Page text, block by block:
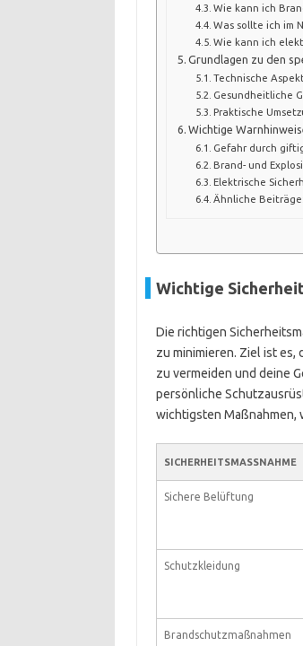
Wie kann ich
Was sollte ich im
Wie kann ich
Grundlagen zu den
Technische
Gesundheitliche
Praktische
Wichtige
Gefahr durch
Brand- und
Elektrische
Ähnliche Beiträge:
Wichtige
Die richtigen
zu minimieren. Ziel ist
zu vermeiden und deine
persönliche
wichtigsten Maßnahmen,
SICHERHEITSMASSNAHME
Sichere Belüftung
Schutzkleidung
Brandschutzmaßnahmen